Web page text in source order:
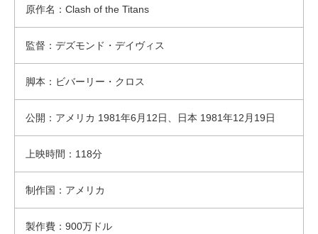
原作名：Clash of the Titans
監督：デズモンド・デイヴィス
脚本：ビバーリー・クロス
公開：アメリカ 1981年6月12日、日本 1981年12月19日
上映時間：118分
制作国：アメリカ
製作費：900万ドル